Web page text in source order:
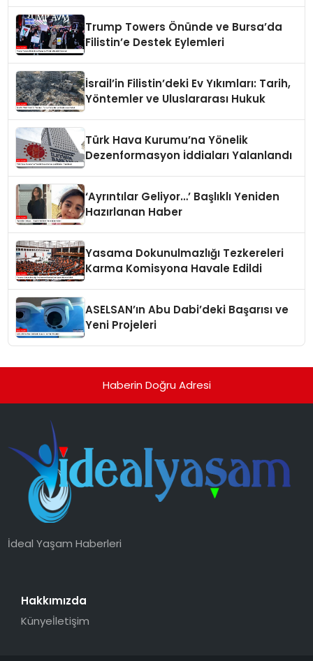
Trump Towers Önünde ve Bursa’da
Filistin’e Destek Eylemleri
İsrail’in Filistin’deki Ev Yıkımları: Tarih,
Yöntemler ve Uluslararası Hukuk
Türk Hava Kurumu’na Yönelik
Dezenformasyon İddiaları Yalanlandı
‘Ayrıntılar Geliyor…’ Başlıklı Yeniden
Hazırlanan Haber
Yasama Dokunulmazlığı Tezkereleri
Karma Komisyona Havale Edildi
ASELSAN’ın Abu Dabi’deki Başarısı ve
Yeni Projeleri
Haberin Doğru Adresi
İdeal Yaşam Haberleri
Hakkımızda
Künyeİletişim